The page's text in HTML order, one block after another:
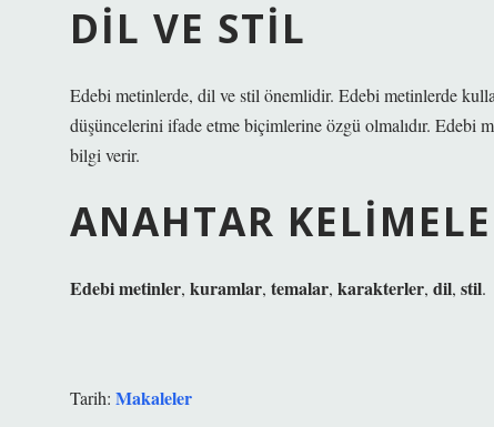
DIL VE STIL
Edebi metinlerde, dil ve stil önemlidir. Edebi metinlerde
düşüncelerini ifade etme biçimlerine özgü olmalıdır. Edebi
bilgi verir.
ANAHTAR
Edebi metinler, kuramlar, temalar, karakterler, dil, stil.
Tarih: Makaleler